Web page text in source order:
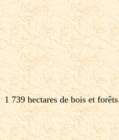
739 hectares de bois et forêts